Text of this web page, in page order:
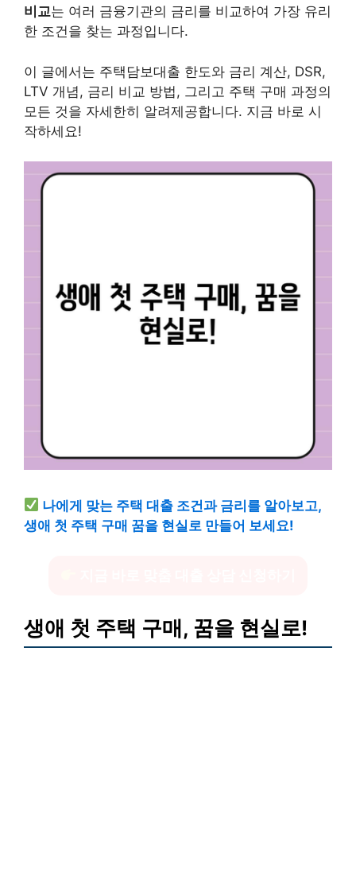
비교는 여러 금융기관의 금리를 비교하여 가장 유리
한 조건을 찾는 과정입니다.
이 글에서는 주택담보대출 한도와 금리 계산, DSR,
LTV 개념, 금리 비교 방법, 그리고 주택 구매 과정의
모든 것을 자세한히 알려제공합니다. 지금 바로 시
작하세요!
나에게 맞는 주택 대출 조건과 금리를 알아보고,
생애 첫 주택 구매 꿈을 현실로 만들어 보세요!
생애 첫 주택 구매, 꿈을 현실로!